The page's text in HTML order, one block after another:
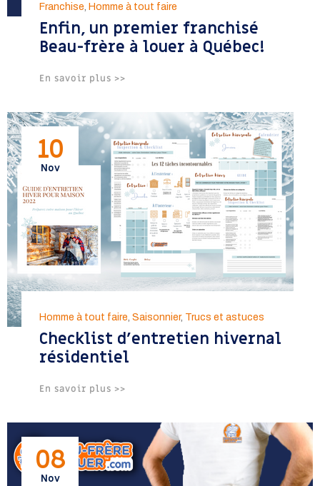
Franchise Homme à tout faire
Enfin, un premier franchisé
Beau-frère à louer à Québec!
En savoir plus >>
10
Nov
Homme à tout faire Saisonnier, Trucs et astuces
Checklist d’entretien hivernal
résidentiel
En savoir plus >>
08
Nov